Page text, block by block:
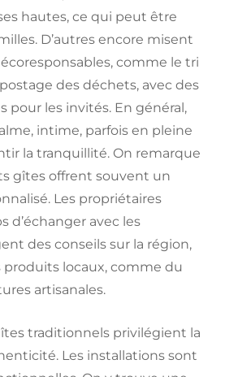
hautes, ce qui peut être
D’autres encore misent
comme le tri
des déchets, avec des
pour les invités. En général,
intime, parfois en pleine
la tranquillité. On remarque
gîtes offrent souvent un
Les propriétaires
d’échanger avec les
des conseils sur la région,
locaux, comme du
artisanales.
traditionnels privilégient la
Les installations sont